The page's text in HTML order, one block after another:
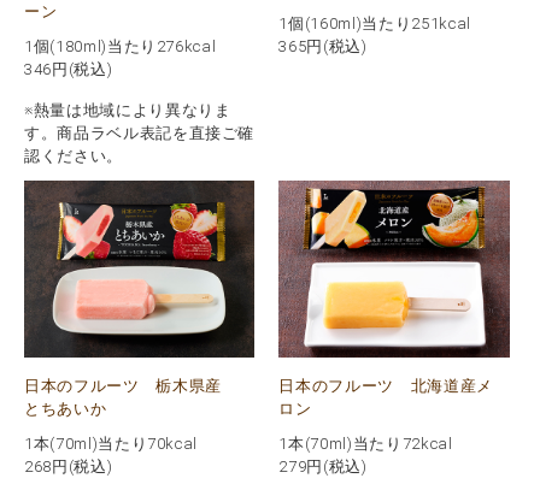
ーン
1個(180ml)当たり276kcal
346 円(税込)
※熱量は地域により異なりま
す。商品ラベル表記を直接ご確
認ください。
1個(160ml)当たり251kcal
365円(税込)
日本のフルーツ 栃木県産
とちあいか
1本(70ml)当たり70kcal
268 円(税込)
日本のフルーツ 北海道産メ
ロン
1本(70ml)当たり72kcal
279円(税込)